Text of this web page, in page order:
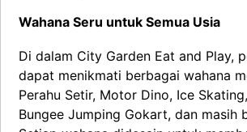
Wahana Seru untuk Semua Usia
Di dalam City Garden Eat and Play,
dapat menikmati berbagai wahana
Perahu Setir, Motor Dino, Ice
Bungee Jumping Gokart, dan masih